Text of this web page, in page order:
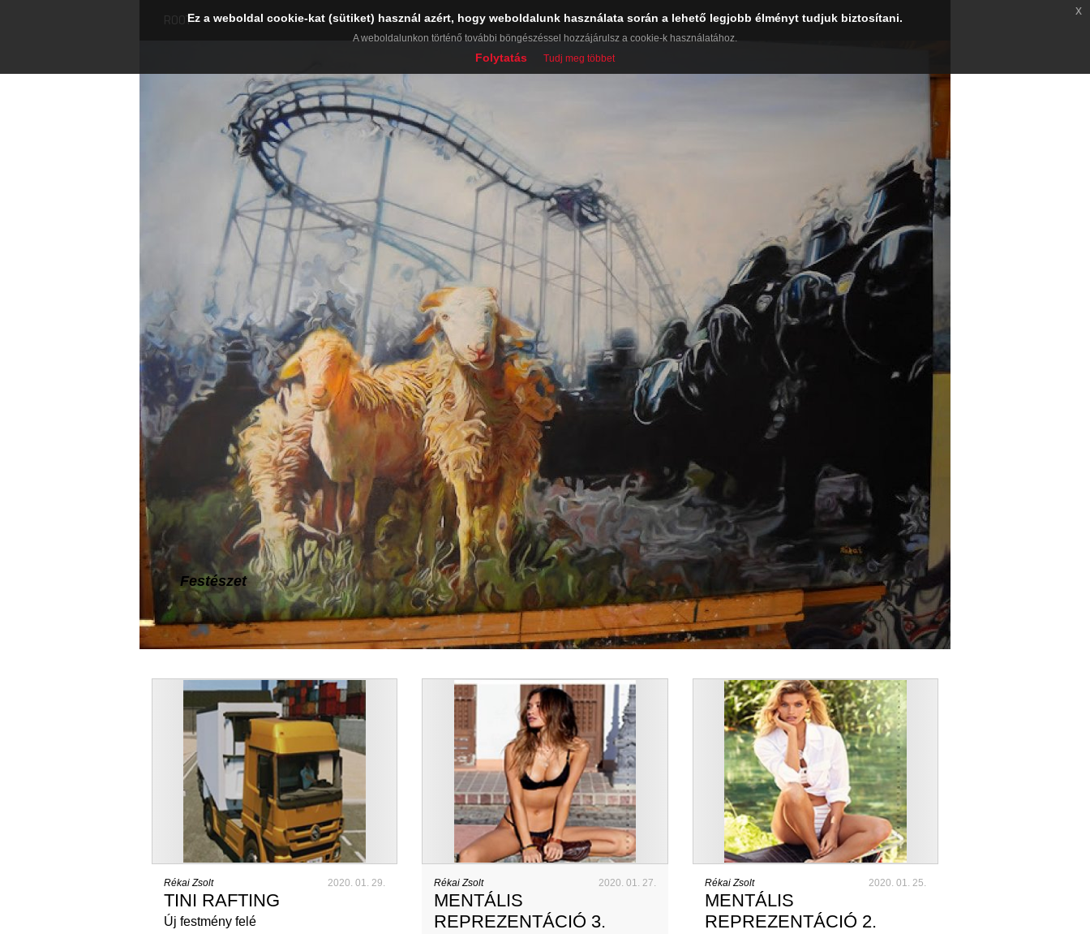
ROOT
Festészet
Rékai Zsolt 2020. 01. 29.
TINI RAFTING
Új festmény felé
Rékai Zsolt 2020. 01. 27.
MENTÁLIS
REPREZENTÁCIÓ 3.
Rékai Zsolt 2020. 01. 25.
MENTÁLIS
REPREZENTÁCIÓ 2.
Ez a weboldal cookie-kat (sütiket) használ azért, hogy weboldalunk használata során a lehető legjobb élményt tudjuk biztosítani.
A weboldalunkon történő további böngészéssel hozzájárulsz a cookie-k használatához.
Folytatás Tudj meg többet
x